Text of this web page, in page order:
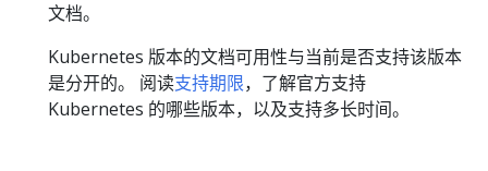
文档。
Kubernetes 版本的文档可用性与当前是否支持该版本
是分开的。 阅读支持期限，了解官方支持
Kubernetes 的哪些版本，以及支持多长时间。